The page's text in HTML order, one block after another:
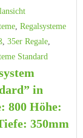
, Regalsysteme
, 35er Regale,
Standard
in
800 Höhe:
350mm